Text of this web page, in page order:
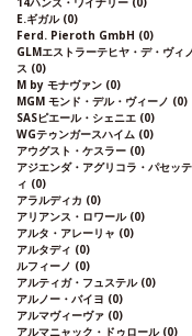
E.ギガル (0)
Ferd. Pieroth GmbH (0)
GLMエストラーテヒヤ・デ・ヴィ
ス (0)
M by モナヴァン (0)
MGM モンド・デル・ヴィーノ (0)
SASピエール・シェニエ (0)
WGテゥンガースハイム (0)
アウグスト・ケスラー (0)
アジエンダ・アグリコラ・パセッテ
ィ (0)
アラルディカ (0)
アリアンス・ロワール (0)
アルタ・アレーリャ (0)
アルタディ (0)
ルフィーノ (0)
アルティガ・フュステル (0)
アルノー・バイヨ (0)
アルマヴィーヴァ (0)
アルマニャック・ドゥロール (0)